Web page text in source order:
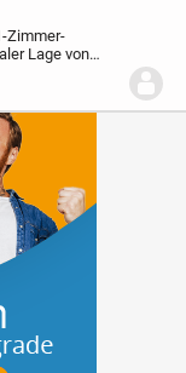
Zimmer-
Lage von
Pendler
gute ÖPNV-